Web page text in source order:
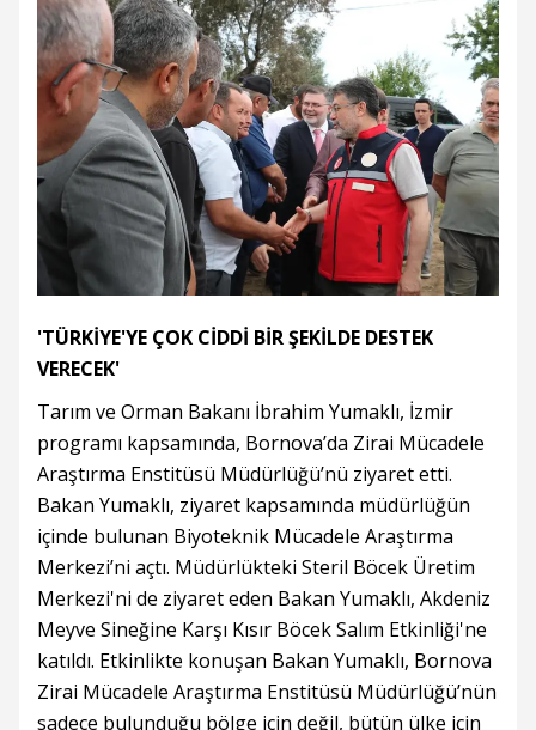
'TÜRKİYE'YE ÇOK CİDDİ BİR ŞEKİLDE DESTEK
VERECEK'
Tarım ve Orman Bakanı İbrahim Yumaklı, İzmir
programı kapsamında, Bornova’da Zirai Mücadele
Araştırma Enstitüsü Müdürlüğü’nü ziyaret etti.
Bakan Yumaklı, ziyaret kapsamında müdürlüğün
içinde bulunan Biyoteknik Mücadele Araştırma
Merkezi’ni açtı. Müdürlükteki Steril Böcek Üretim
Merkezi'ni de ziyaret eden Bakan Yumaklı, Akdeniz
Meyve Sineğine Karşı Kısır Böcek Salım Etkinliği'ne
katıldı. Etkinlikte konuşan Bakan Yumaklı, Bornova
Zirai Mücadele Araştırma Enstitüsü Müdürlüğü’nün
sadece bulunduğu bölge için değil, bütün ülke için